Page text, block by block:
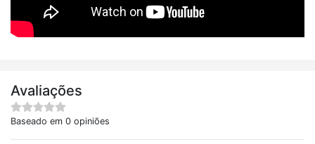
Avaliações
Baseado em 0 opiniões